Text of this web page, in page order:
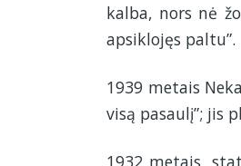
kalba, nors nė
apsiklojęs paltu”.
1939 metais
visą pasaulį”; jis
1932 metais,